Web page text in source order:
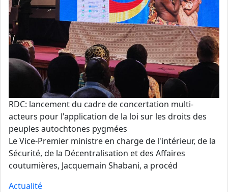
RDC: lancement du cadre de concertation multi-
acteurs pour l'application de la loi sur les droits des
peuples autochtones pygmées
Le Vice-Premier ministre en charge de l'intérieur, de la
Sécurité, de la Décentralisation et des Affaires
coutumières, Jacquemain Shabani, a procéd
Actualité